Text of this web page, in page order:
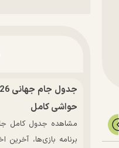
حواشی کامل
برنامه بازی‌ها،